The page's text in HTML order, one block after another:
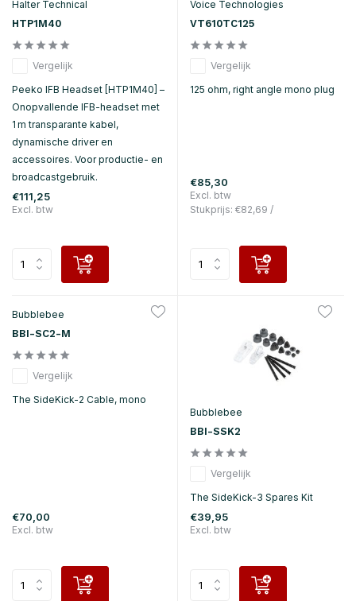
Halter Technical
HTP1M40
Vergelijk
Peeko IFB Headset [HTP1M40] –
Onopvallende IFB-headset met
1 m transparante kabel,
dynamische driver en
accessoires. Voor productie- en
broadcastgebruik.
€111,25
Excl. btw
Voice Technologies
VT610TC125
Vergelijk
125 ohm, right angle mono plug
€85,30
Excl. btw
Stukprijs: €82,69 /
Bubblebee
BBI-SC2-M
Vergelijk
The SideKick-2 Cable, mono
€70,00
Excl. btw
Bubblebee
BBI-SSK2
Vergelijk
The SideKick-3 Spares Kit
€39,95
Excl. btw